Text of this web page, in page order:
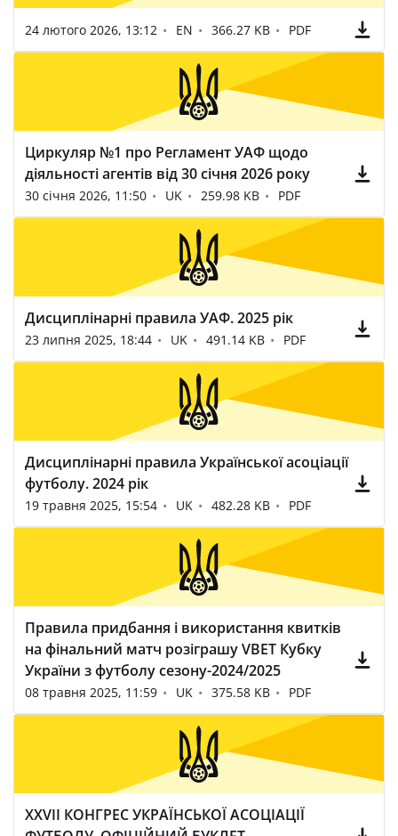
24 лютого 2026, 13:12 EN 366.27 KB PDF
Циркуляр №1 про Регламент УАФ щодо
діяльності агентів від 30 січня 2026 року
30 січня 2026, 11:50 UK 259.98 KB PDF
Дисциплінарні правила УАФ. 2025 рік
23 липня 2025, 18:44 UK 491.14 KB PDF
Дисциплінарні правила Української асоціації
футболу. 2024 рік
19 травня 2025, 15:54 UK 482.28 KB PDF
Правила придбання і використання квитків
на фінальний матч розіграшу VBET Кубку
України з футболу сезону-2024/2025
08 травня 2025, 11:59 UK 375.58 KB PDF
XXVII КОНГРЕС УКРАЇНСЬКОЇ АСОЦІАЦІЇ